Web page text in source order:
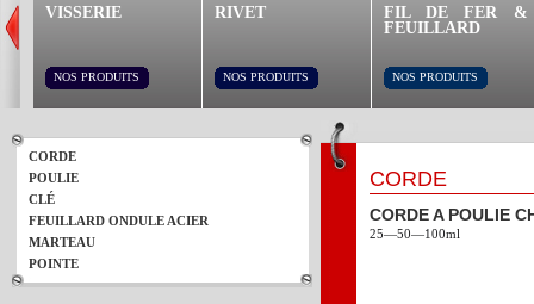
VISSERIE
NOS PRODUITS
RIVET
NOS PRODUITS
FIL DE FER &
FEUILLARD
NOS PRODUITS
CORDE
POULIE
CLÉ
FEUILLARD ONDULE ACIER
MARTEAU
POINTE
CORDE
CORDE A POULIE
25—50—100ml